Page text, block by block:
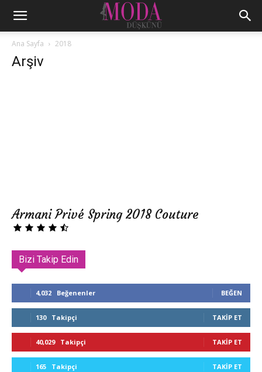
Ana Sayfa 2018
Arşiv
Armani Privé Spring 2018 Couture
Bizi Takip Edin
4,032 Beğenenler BEĞEN
130 Takipçi TAKIP ET
40,029 Takipçi TAKIP ET
165 Takipçi TAKIP ET